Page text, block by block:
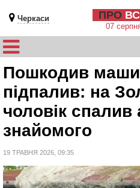
Черкаси ПРО
07
Пошкодив
підпалив: на
чоловік спалив
знайомого
19 ТРАВНЯ 2026, 09:35